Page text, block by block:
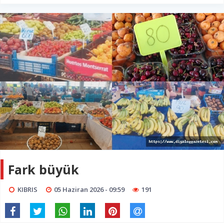
Fark büyük
KIBRIS 05 Haziran 2026 - 09:59 191